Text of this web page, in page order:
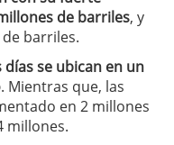
de barriles, y
barriles.
se ubican en un
. Mientras que, las
en 2 millones
millones.